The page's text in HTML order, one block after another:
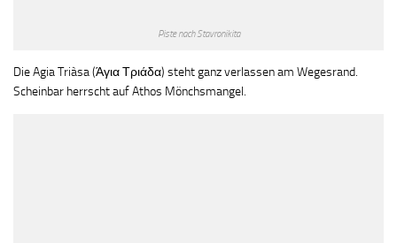
Piste nach Stavronikita
Die Agia Triàsa (Άγια Τριάδα) steht ganz verlassen am Wegesrand.
Scheinbar herrscht auf Athos Mönchsmangel.